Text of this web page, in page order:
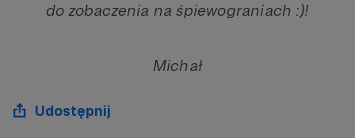
do zobaczenia na śpiewograniach :)!
Michał
Udostępnij